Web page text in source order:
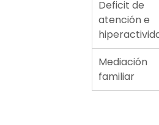
Deficit de
atención e
Mediación
familiar